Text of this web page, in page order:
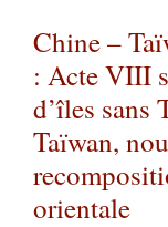
Chine –
: Acte VIII
d’îles sans
Taïwan,
orientale